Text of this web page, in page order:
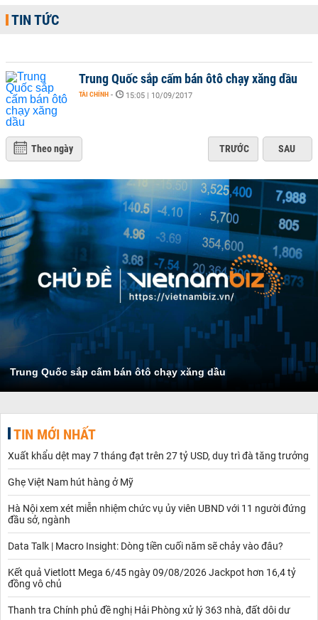
TIN TỨC
Trung Quốc sắp cấm bán ôtô chạy xăng dầu
TÀI CHÍNH - 15:05 | 10/09/2017
Theo ngày TRƯỚC SAU
Trung Quốc sắp cấm bán ôtô chạy xăng dầu
TIN MỚI NHẤT
Xuất khẩu dệt may 7 tháng đạt trên 27 tỷ USD, duy trì đà tăng trưởng
Ghẹ Việt Nam hút hàng ở Mỹ
Hà Nội xem xét miễn nhiệm chức vụ ủy viên UBND với 11 người đứng
đầu sở, ngành
Data Talk | Macro Insight: Dòng tiền cuối năm sẽ chảy vào đâu?
Kết quả Vietlott Mega 6/45 ngày 09/08/2026 Jackpot hơn 16,4 tỷ
đồng vô chủ
Thanh tra Chính phủ đề nghị Hải Phòng xử lý 363 nhà, đất dôi dư